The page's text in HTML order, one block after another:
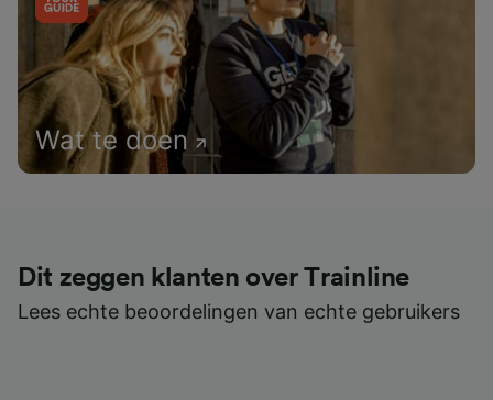
Wat te doen
Dit zeggen klanten over Trainline
Lees echte beoordelingen van echte gebruikers